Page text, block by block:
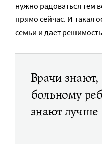
нужно радоваться тем
прямо сейчас. И такая
семьи и дает
Врачи
больному
знают лучше